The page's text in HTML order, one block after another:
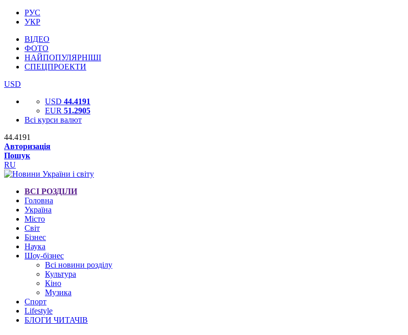
РУС
УКР
ВІДЕО
ФОТО
НАЙПОПУЛЯРНІШІ
СПЕЦПРОЕКТИ
USD
USD 44.4191
EUR 51.2905
Всі курси валют
44.4191
Авторизація
Пошук
RU
ВСІ РОЗДІЛИ
Головна
Україна
Місто
Світ
Бізнес
Наука
Шоу-бізнес
Всі новини розділу
Культура
Кіно
Музика
Спорт
Lifestyle
БЛОГИ ЧИТАЧІВ